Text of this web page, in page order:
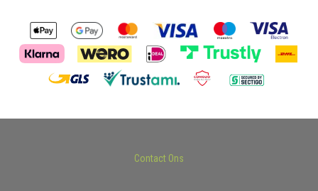
Contact Ons